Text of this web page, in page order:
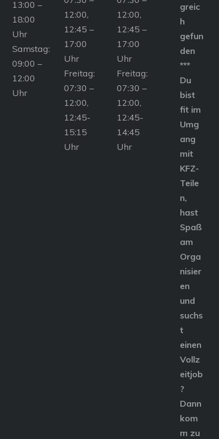
13:00 –
18:00
Uhr
Samstag:
09:00 –
12:00
Uhr
12:00,
12:45 –
17:00
Uhr
Freitag:
07:30 –
12:00,
12:45-
15:15
Uhr
12:00,
12:45 –
17:00
Uhr
Freitag:
07:30 –
12:00,
12:45-
14:45
Uhr
greic
h
gefun
den
***
Du
bist
fit im
Umg
ang
mit
KFZ-
Teile
n,
hast
Spaß
am
Orga
nisier
en
und
suchs
t
einen
Vollz
eitjob
?
Dann
kom
m zu